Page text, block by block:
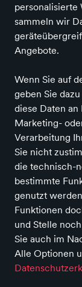
personalisierte
sammeln wir
Angebote.
Wenn Sie auf
geben Sie
diese Daten
Marketing-
Verarbeitung
Sie nicht
die technisch-
bestimmte
genutzt
Funktionen
und Stelle
Sie auch im
Alle Optionen
Ib Laursen
Ib
where